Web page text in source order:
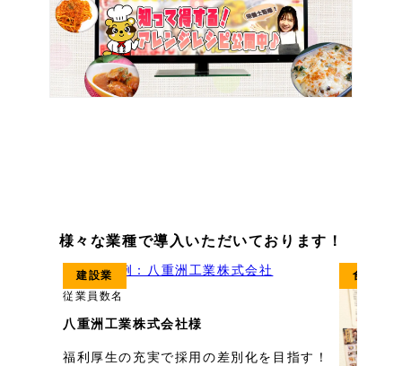
様々な業種で導入いただいております！
建設業
従業員数名
八重洲工業株式会社様
福利厚生の充実で採用の差別化を目指す！
食料品